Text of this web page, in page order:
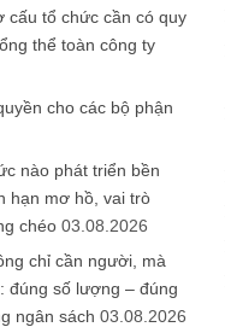
cấu tổ chức cần có quy
thể toàn công ty
cho các bộ phận
nào phát triển bền
hạn mơ hồ, vai trò
chéo 03.08.2026
chỉ cần người, mà
đúng số lượng – đúng
ngân sách 03.08.2026